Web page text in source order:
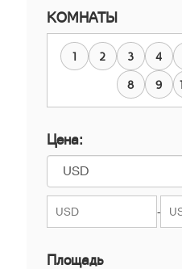
Нор Норк
Нубарашен
Шенгавит
КОМНАТЫ
1 2 3 4
8 9
Цена:
-
Площадь